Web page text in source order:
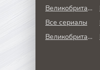
Великобритания
Все сериалы
Великобритания